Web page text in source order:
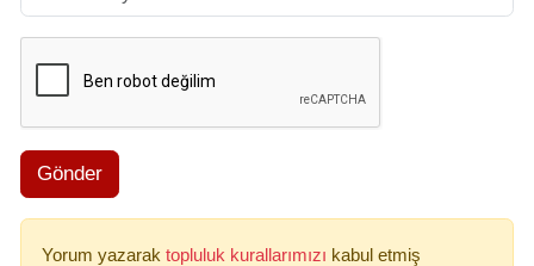
Gönder
Yorum yazarak topluluk kurallarımızı kabul etmiş